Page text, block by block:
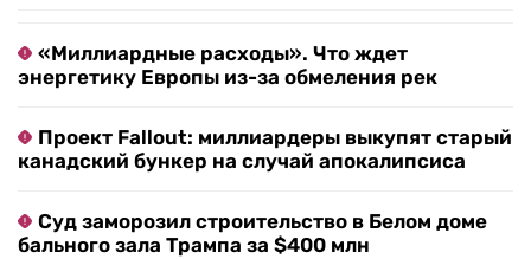
«Миллиардные расходы». Что ждет
энергетику Европы из-за обмеления рек
Проект Fallout: миллиардеры выкупят старый
канадский бункер на случай апокалипсиса
Суд заморозил строительство в Белом доме
бального зала Трампа за $400 млн